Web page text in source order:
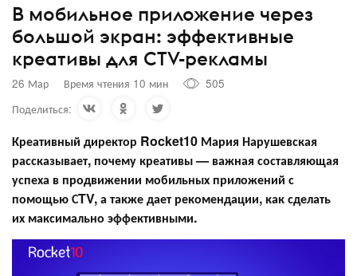
В мобильное приложение через
большой экран: эффективные
креативы для СTV-рекламы
26 Мар Время чтения 10 мин
505
Поделиться:
Креативный директор Rocket10 Мария Нарушевская
рассказывает, почему креативы — важная составляющая
успеха в продвижении мобильных приложений с
помощью СTV, а также дает рекомендации, как сделать
их максимально эффективными.